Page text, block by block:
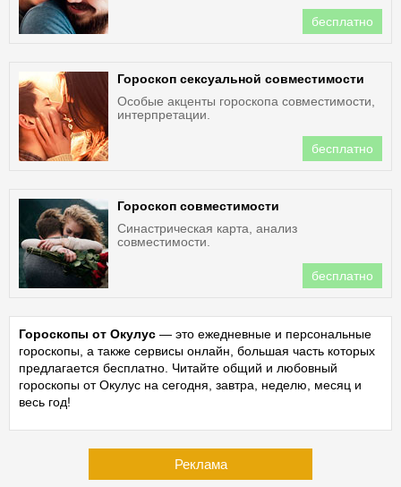
бесплатно
Гороскоп сексуальной совместимости
Особые акценты гороскопа совместимости,
интерпретации.
бесплатно
Гороскоп совместимости
Синастрическая карта, анализ
совместимости.
бесплатно
Гороскопы от Окулус — это ежедневные и персональные
гороскопы, а также сервисы онлайн, большая часть которых
предлагается бесплатно. Читайте общий и любовный
гороскопы от Окулус на сегодня, завтра, неделю, месяц и
весь год!
Реклама